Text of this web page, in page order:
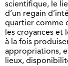
scientifique, le
d’un regain
quartier comme
les croyances et
à la fois
appropriations,
lieux,